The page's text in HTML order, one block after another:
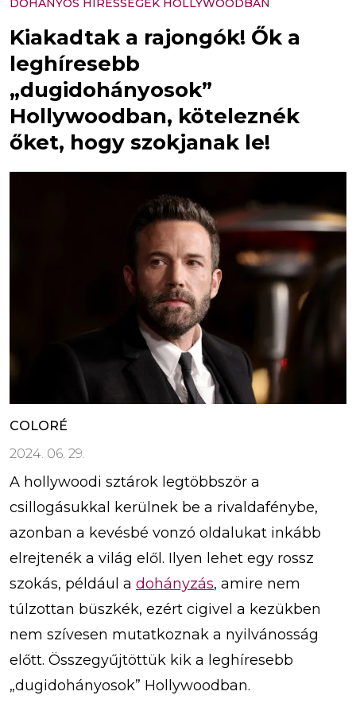
DOHÁNYOS HÍRESSÉGEK HOLLYWOODBAN
Kiakadtak a rajongók! Ők a
leghíresebb
„dugidohányosok”
Hollywoodban, köteleznék
őket, hogy szokjanak le!
COLORÉ
2024. 06. 29.
A hollywoodi sztárok legtöbbször a
csillogásukkal kerülnek be a rivaldafénybe,
azonban a kevésbé vonzó oldalukat inkább
elrejtenék a világ elől. Ilyen lehet egy rossz
szokás, például a dohányzás, amire nem
túlzottan büszkék, ezért cigivel a kezükben
nem szívesen mutatkoznak a nyilvánosság
előtt. Összegyűjtöttük kik a leghíresebb
„dugidohányosok” Hollywoodban.